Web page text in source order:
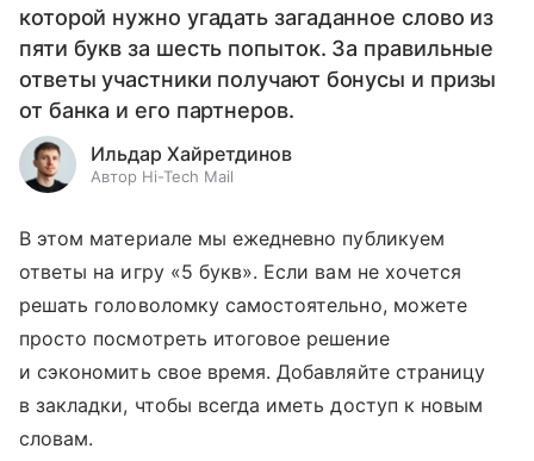
которой нужно угадать загаданное слово из
пяти букв за шесть попыток. За правильные
ответы участники получают бонусы и призы
от банка и его партнеров.
Ильдар Хайретдинов
Автор Hi-Tech Mail
В этом материале мы ежедневно публикуем
ответы на игру «5 букв». Если вам не хочется
решать головоломку самостоятельно, можете
просто посмотреть итоговое решение
и сэкономить свое время. Добавляйте страницу
в закладки, чтобы всегда иметь доступ к новым
словам.